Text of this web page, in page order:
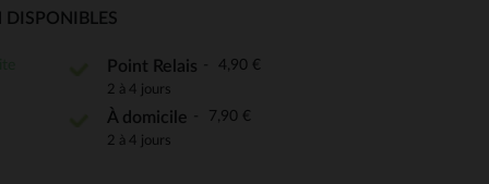
de confidentialité, en garantissant la conformité avec
DISPONIBLES
Point Relais 4,90 €
2 à 4 jours
À domicile 7,90 €
2 à 4 jours